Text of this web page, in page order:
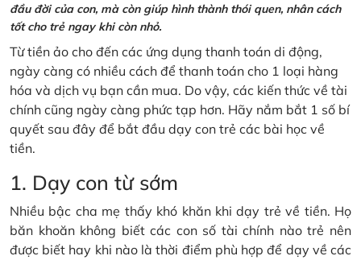
đầu đời của con, mà còn giúp hình thành thói quen, nhân cách
tốt cho trẻ ngay khi còn nhỏ.
Từ tiền ảo cho đến các ứng dụng thanh toán di động,
ngày càng có nhiều cách để thanh toán cho 1 loại hàng
hóa và dịch vụ bạn cần mua. Do vậy, các kiến thức về tài
chính cũng ngày càng phức tạp hơn. Hãy nắm bắt 1 số bí
quyết sau đây để bắt đầu dạy con trẻ các bài học về
tiền.
1. Dạy con từ sớm
Nhiều bậc cha mẹ thấy khó khăn khi dạy trẻ về tiền. Họ
băn khoăn không biết các con số tài chính nào trẻ nên
được biết hay khi nào là thời điểm phù hợp để dạy về các